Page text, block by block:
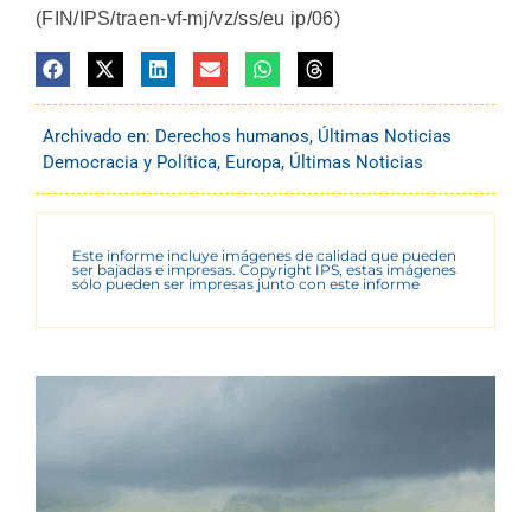
(FIN/IPS/traen-vf-mj/vz/ss/eu ip/06)
Archivado en: Derechos humanos, Últimas Noticias
Democracia y Política, Europa, Últimas Noticias
Este informe incluye imágenes de calidad que pueden
ser bajadas e impresas. Copyright IPS, estas imágenes
sólo pueden ser impresas junto con este informe